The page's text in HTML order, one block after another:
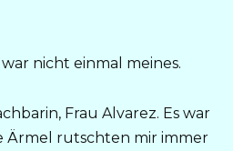
nicht einmal meines.
Frau Alvarez. Es war
Ärmel rutschten mir immer